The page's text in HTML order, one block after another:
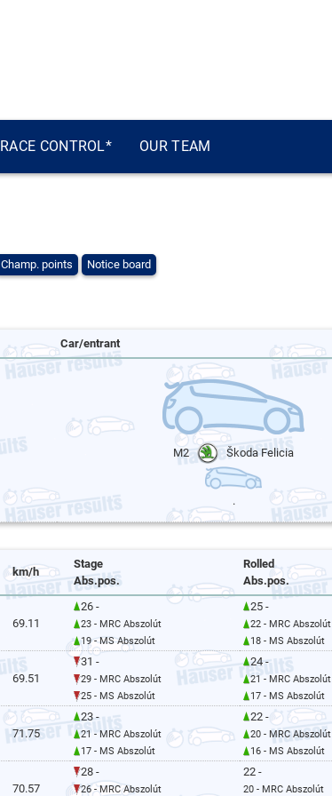
RACE CONTROL* OUR TEAM
Champ. points Notice board
Car/entrant
M2 Škoda Felicia
.
km/h
Stage
Abs.pos.
Rolled
Abs.pos.
69.11
26 -
23 - MRC Abszolút
19 - MS Abszolút
25 -
22 - MRC Abszolút
18 - MS Abszolút
69.51
31 -
29 - MRC Abszolút
25 - MS Abszolút
24 -
21 - MRC Abszolút
17 - MS Abszolút
71.75
23 -
21 - MRC Abszolút
17 - MS Abszolút
22 -
20 - MRC Abszolút
16 - MS Abszolút
70.57
28 -
26 - MRC Abszolút
22 -
20 - MRC Abszolút